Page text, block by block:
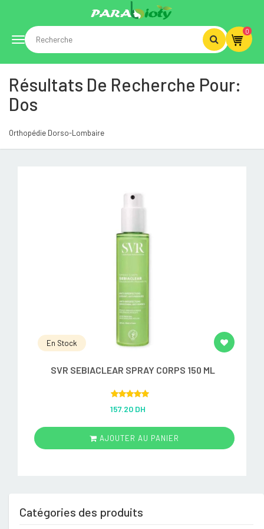
Toggle
navigation
0
Résultats De Recherche Pour:
Dos
Orthopédie Dorso-Lombaire
En Stock
SVR SEBIACLEAR SPRAY CORPS 150 ML
out of 5
157.20 DH
AJOUTER AU PANIER
Catégories des produits